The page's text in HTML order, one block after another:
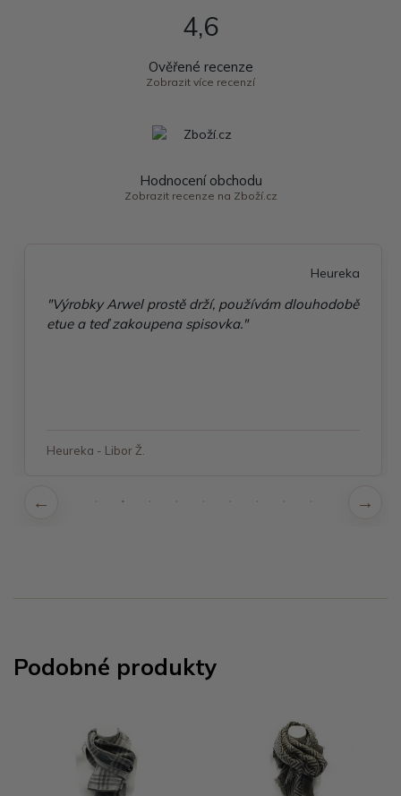
4,6
Ověřené recenze
Zobrazit více recenzí
Hodnocení obchodu
Zobrazit recenze na Zboží.cz
Heureka
"Výrobky Arwel prostě drží, používám dlouhodobě
etue a teď zakoupena spisovka."
Heureka - Libor Ž.
Podobné produkty